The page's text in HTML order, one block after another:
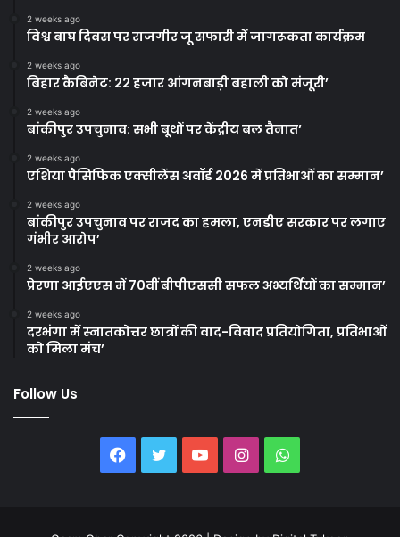
2 weeks ago
विश्व बाघ दिवस पर राजगीर जू सफारी में जागरूकता कार्यक्रम
2 weeks ago
बिहार कैबिनेट: 22 हजार आंगनबाड़ी बहाली को मंजूरी’
2 weeks ago
बांकीपुर उपचुनाव: सभी बूथों पर केंद्रीय बल तैनात’
2 weeks ago
एशिया पैसिफिक एक्सीलेंस अवॉर्ड 2026 में प्रतिभाओं का सम्मान’
2 weeks ago
बांकीपुर उपचुनाव पर राजद का हमला, एनडीए सरकार पर लगाए
गंभीर आरोप’
2 weeks ago
प्रेरणा आईएएस में 70वीं बीपीएससी सफल अभ्यर्थियों का सम्मान’
2 weeks ago
दरभंगा में स्नातकोत्तर छात्रों की वाद-विवाद प्रतियोगिता, प्रतिभाओं
को मिला मंच’
Follow Us
Facebook
TwitterYouTubeInstagramWhatsApp